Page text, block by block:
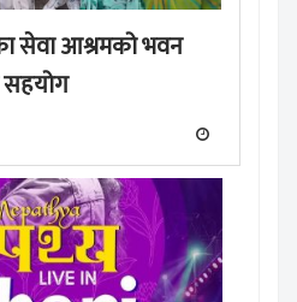
सेवा आश्रमको भवन
सहयोग